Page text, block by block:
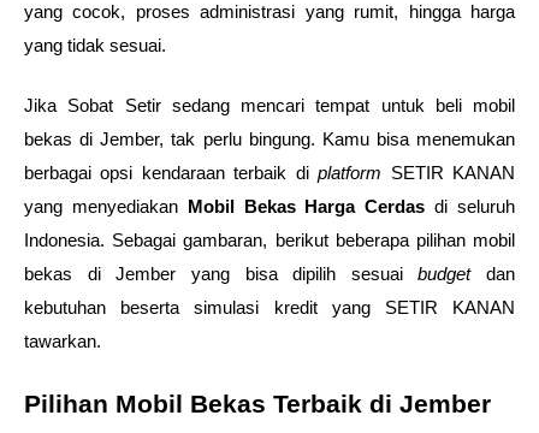
yang cocok, proses administrasi yang rumit, hingga harga
yang tidak sesuai.
Jika Sobat Setir sedang mencari tempat untuk beli mobil
bekas di Jember, tak perlu bingung. Kamu bisa menemukan
berbagai opsi kendaraan terbaik di platform SETIR KANAN
yang menyediakan Mobil Bekas Harga Cerdas di seluruh
Indonesia. Sebagai gambaran, berikut beberapa pilihan mobil
bekas di Jember yang bisa dipilih sesuai budget dan
kebutuhan beserta simulasi kredit yang SETIR KANAN
tawarkan.
Pilihan Mobil Bekas Terbaik di Jember